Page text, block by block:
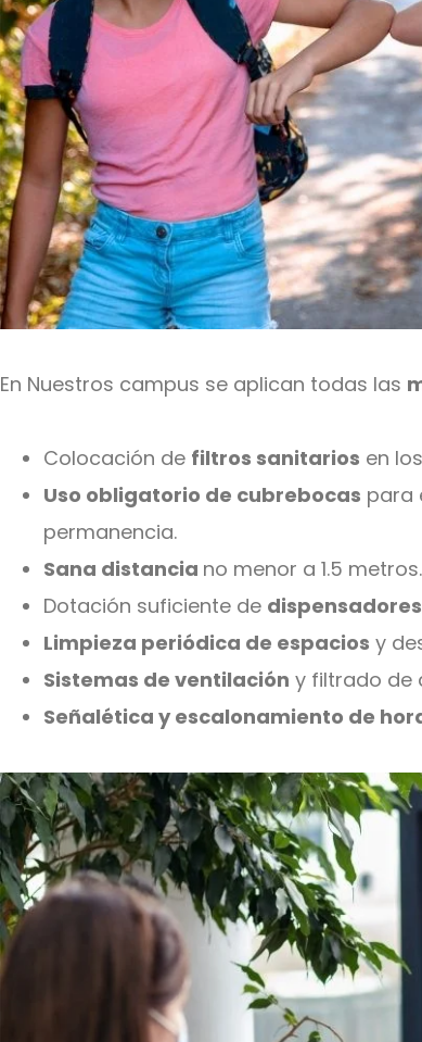
En Nuestros campus se aplican todas las
Colocación de filtros sanitarios en
Uso obligatorio de cubrebocas para
permanencia.
Sana distancia no menor a 1.5 metros.
Dotación suficiente de
Limpieza periódica de espacios y
Sistemas de ventilación y filtrado de
Señalética y escalonamiento de